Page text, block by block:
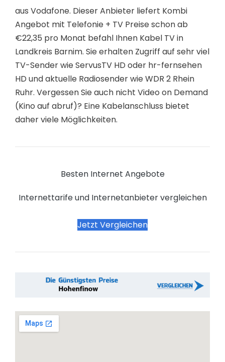
aus Vodafone. Dieser Anbieter liefert Kombi
Angebot mit Telefonie + TV Preise schon ab
€22,35 pro Monat befahl Ihnen Kabel TV in
Landkreis Barnim. Sie erhalten Zugriff auf sehr viel
TV-Sender wie ServusTV HD oder hr-fernsehen
HD und aktuelle Radiosender wie WDR 2 Rhein
Ruhr. Vergessen Sie auch nicht Video on Demand
(Kino auf abruf)? Eine Kabelanschluss bietet
daher viele Möglichkeiten.
Besten Internet Angebote
Internettarife und Internetanbieter vergleichen
Jetzt Vergleichen